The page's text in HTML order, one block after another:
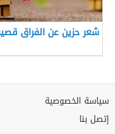
شعر حزين عن الفراق
سياسة الخصوصية
إتصل بنا